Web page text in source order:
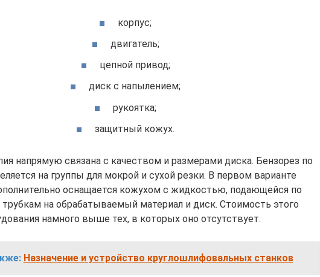
корпус;
двигатель;
цепной привод;
диск с напылением;
рукоятка;
защитный кожух.
напрямую связана с качеством и размерами диска. Бензорез по
на группы для мокрой и сухой резки. В первом варианте
оснащается кожухом с жидкостью, подающейся по
на обрабатываемый материал и диск. Стоимость этого
намного выше тех, в которых оно отсутствует.
Назначение и устройство круглошлифовальных станков